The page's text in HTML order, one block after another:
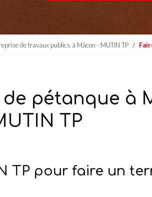
de travaux publics à Mâcon - MUTIN TP
pétanque à
TP
TP pour faire un